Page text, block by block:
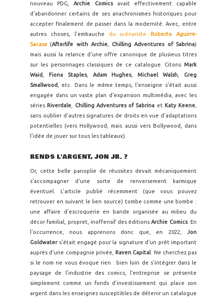
nouveau PDG,Archie Comicsavait effectivement capable
d'abandonner certains de ses anachronismes historiques pour
accepter finalement de passer dans la modernité. Avec, entre
autres choses, l'embauche
du scénaristeRoberto Aguirre-
Sacasa (Afterlife with Archie, Chilling Adventures of Sabrina)
mais aussi la relance d'une offre canonique de plusieus titres
sur les personnages classiques de ce catalogue. Citons Mark
Waid
Fiona Staples, Adam Hughes,Michael Walsh
Greg
Smallwood
, etc. Dans le même temps, l'enseigne s'était aussi
engagée dans un vaste plan d'expansion multimédia, avec les
séries Riverdale Chilling Adventures of Sabrina et Katy Keene
sans oublier d'autres signatures de droits en vue d'adaptations
potentielles (vers Hollywood, mais aussi vers Bollywood, dans
l'idée de jouer sur tous les tableaux).
RENDS L'ARGENT, JON JR. ?
Or, cette belle panoplie de réussites devait mécaniquement
s'accompagner d'une sorte de renversement karmique
éventuel. L'article publié récemment (que vous pouvez
retrouver en suivant le lien source) tombe comme une bombe :
une affaire d'escroquerie en bande organisée au milieu du
décor familial, propret, inoffensif des éditionsArchie Comics. En
l'occurrence, nous apprenons donc que, en 2022, Jon
Goldwaters'était engagé pour la signature d'un prêt important
auprès d'une compagnie privée,
Raven Capital . Ne cherchez pas
si le nom ne vous évoque rien : bien loin de s'intégrer dans le
paysage de l'industrie des comics, l'entreprise se présente
simplement comme un fonds d'investissement qui place son
argent dans les enseignes susceptibles de détenir un catalogue